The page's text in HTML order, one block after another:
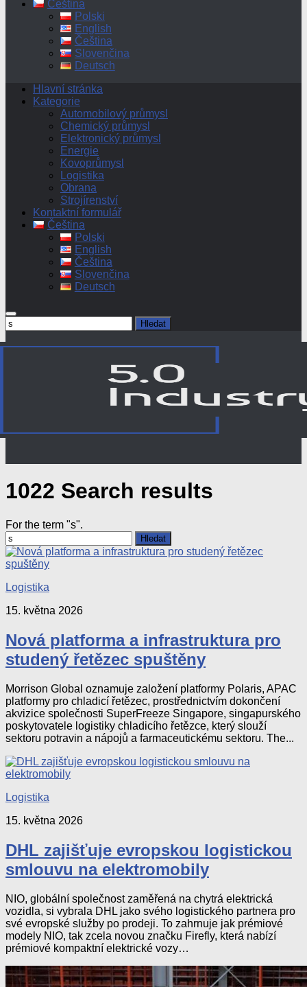
Čeština
Polski
English
Čeština
Slovenčina
Deutsch
Hlavní stránka
Kategorie
Automobilový průmysl
Chemický průmysl
Elektronický průmysl
Energie
Kovoprůmysl
Logistika
Obrana
Strojírenství
Kontaktní formulář
Čeština
Polski
English
Čeština
Slovenčina
Deutsch
Vyhledávání
1022 Search results
For the term "s".
Vyhledávání
Logistika
15. května 2026
Nová platforma a infrastruktura pro
studený řetězec spuštěny
Morrison Global oznamuje založení platformy Polaris, APAC
platformy pro chladicí řetězec, prostřednictvím dokončení
akvizice společnosti SuperFreeze Singapore, singapurského
poskytovatele logistiky chladicího řetězce, který slouží
sektoru potravin a nápojů a farmaceutickému sektoru. The...
Logistika
15. května 2026
DHL zajišťuje evropskou logistickou
smlouvu na elektromobily
NIO, globální společnost zaměřená na chytrá elektrická
vozidla, si vybrala DHL jako svého logistického partnera pro
své evropské služby po prodeji. To zahrnuje jak prémiové
modely NIO, tak zcela novou značku Firefly, která nabízí
prémiové kompaktní elektrické vozy…